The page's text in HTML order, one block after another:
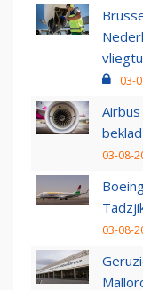
03-
03-08-
03-08-